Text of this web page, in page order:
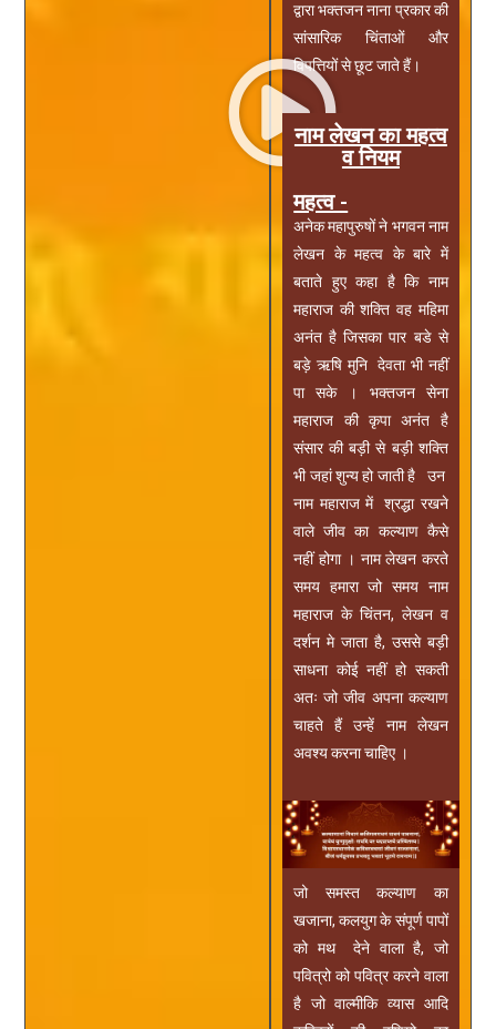
द्वारा भक्तजन नाना प्रकार की
सांसारिक चिंताओं और
विपत्तियों से छूट जाते हैं।
नाम लेखन का महत्व
व नियम
महत्व -
अनेक महापुरुषों ने भगवन नाम
लेखन के महत्व के बारे में
बताते हुए कहा है कि नाम
महाराज की शक्ति वह महिमा
अनंत है जिसका पार बडे से
बड़े ऋषि मुनि देवता भी नहीं
पा सके । भक्तजन सेना
महाराज की कृपा अनंत है
संसार की बड़ी से बड़ी शक्ति
भी जहां शुन्य हो जाती है उन
नाम महाराज में श्रद्धा रखने
वाले जीव का कल्याण कैसे
नहीं होगा । नाम लेखन करते
समय हमारा जो समय नाम
महाराज के चिंतन, लेखन व
दर्शन मे जाता है, उससे बड़ी
साधना कोई नहीं हो सकती
अतः जो जीव अपना कल्याण
चाहते हैं उन्हें नाम लेखन
अवश्य करना चाहिए ।
जो समस्त कल्याण का
खजाना, कलयुग के संपूर्ण पापों
को मथ देने वाला है, जो
पवित्रो को पवित्र करने वाला
है जो वाल्मीकि व्यास आदि